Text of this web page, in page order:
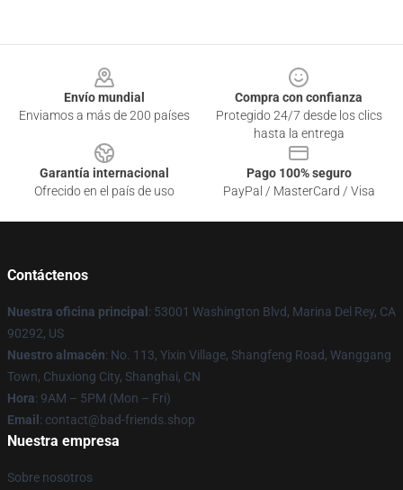
Envío mundial
Enviamos a más de 200 países
Compra con confianza
Protegido 24/7 desde los clics
hasta la entrega
Garantía internacional
Ofrecido en el país de uso
Pago 100% seguro
PayPal / MasterCard / Visa
Contáctenos
Nuestra oficina principal : 53001 Washington Blvd, Marina Del Rey, CA
90292, US
Nuestro almacén: No. 113, Yixin Village, Shangfeng Road, Wanggang
Town, Chuxiong City, Shanghai, CN
Hora: 9AM – 5PM (Mon – Fri)
Email : contact@bad-friends.shop
Nuestra empresa
Sobre nosotros